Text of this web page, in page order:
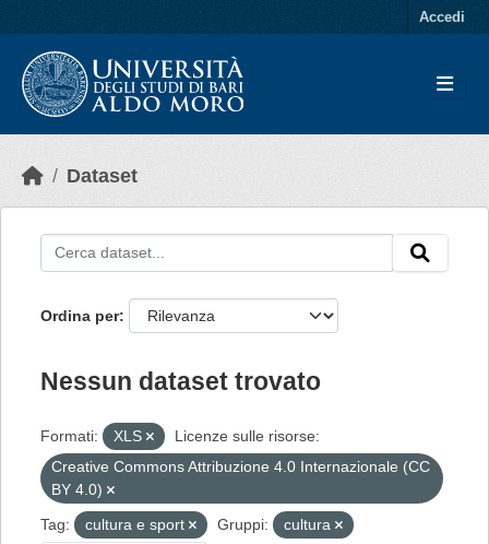
Accedi
Dataset
Ordina per
Nessun dataset trovato
Formati: XLS
Licenze sulle risorse:
Creative Commons Attribuzione 4.0 Internazionale (CC
BY 4.0)
Tag:
cultura e sport Gruppi: cultura